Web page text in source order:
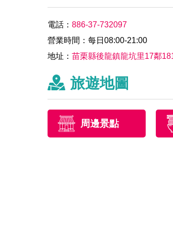
電話：886-37-732097
營業時間：每日08:00-21:00
地址：苗栗縣後龍鎮龍坑里17鄰
旅遊地圖
周邊景點